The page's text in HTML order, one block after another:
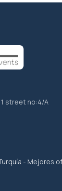
street no:4/A
- Mejores